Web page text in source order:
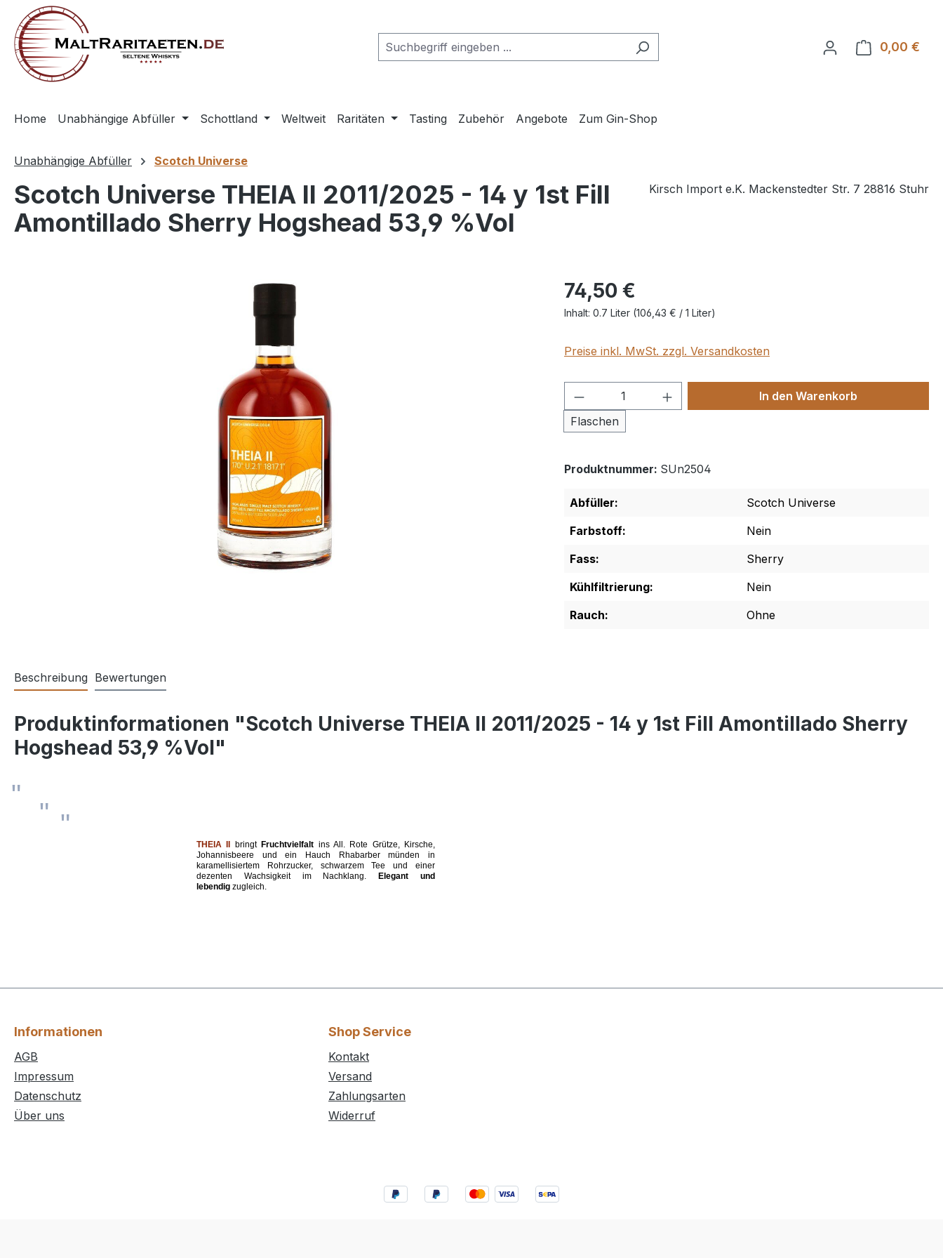
Zur Hauptnavigation springen
0,00 €
Home Unabhängige Abfüller Schottland Weltweit Raritäten Tasting Zubehör Angebote Zum Gin-Shop
Unabhängige Abfüller Scotch Universe
Scotch Universe THEIA II 2011/2025 - 14 y 1st Fill
Amontillado Sherry Hogshead 53,9 %Vol
Kirsch Import e.K. Mackenstedter Str. 7 28816 Stuhr
74,50 €
Inhalt: 0.7 Liter (106,43 € / 1 Liter)
Preise inkl. MwSt. zzgl. Versandkosten
Produkt Anzahl: Gib den gewünschten Wert
Flaschen
In den Warenkorb
Produktnummer: SUn2504
Abfüller:
Scotch Universe
Farbstoff:
Nein
Fass:
Sherry
Kühlfiltrierung:
Nein
Rauch:
Ohne
Beschreibung Bewertungen
Produktinformationen "Scotch Universe THEIA II 2011/2025 - 14 y 1st Fill Amontillado Sherry
Hogshead 53,9 %Vol"
THEIA II bringt Fruchtvielfalt ins All. Rote Grütze, Kirsche,
Johannisbeere und ein Hauch Rhabarber münden in
karamellisiertem Rohrzucker, schwarzem Tee und einer
dezenten Wachsigkeit im Nachklang.
Elegant und
lebendig zugleich.
Informationen
AGB
Impressum
Datenschutz
Über uns
Shop Service
Kontakt
Versand
Zahlungsarten
Widerruf